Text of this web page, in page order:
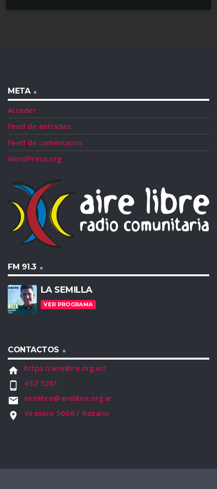
META
Acceder
Feed de entradas
Feed de comentarios
WordPress.org
FM 91.3
LA SEMILLA
VER PROGRAMA
CONTACTOS
home https://airelibre.org.ar/
phone_android 432 5261
email airelibre@airelibre.org.ar
location_on Virasoro 5606 / Rosario